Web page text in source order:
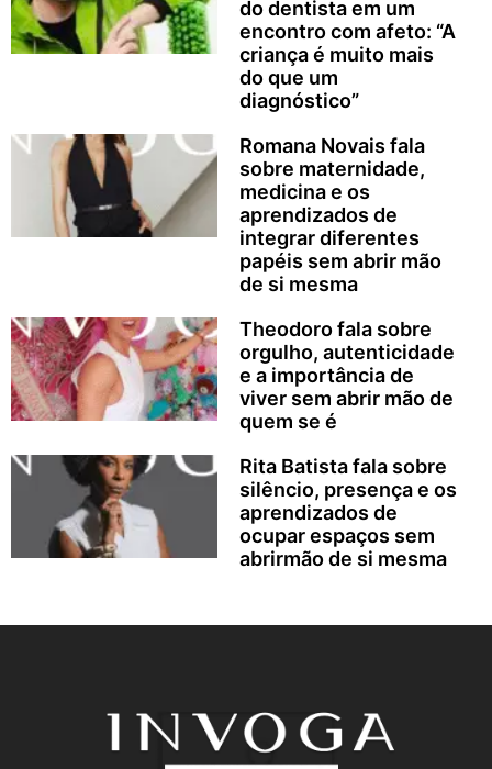
do dentista em um
encontro com afeto: “A
criança é muito mais
do que um
diagnóstico”
Romana Novais fala
sobre maternidade,
medicina e os
aprendizados de
integrar diferentes
papéis sem abrir mão
de si mesma
Theodoro fala sobre
orgulho, autenticidade
e a importância de
viver sem abrir mão de
quem se é
Rita Batista fala sobre
silêncio, presença e os
aprendizados de
ocupar espaços sem
abrirmão de si mesma